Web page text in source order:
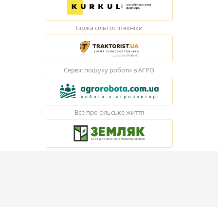
Біржа сільгосптехніки
Сервіс пошуку роботи в АГРО
Все про сільське життя